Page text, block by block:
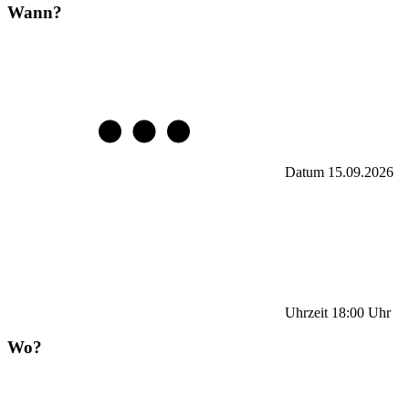
Wann?
Datum 15.09.2026
Uhrzeit 18:00 Uhr
Wo?